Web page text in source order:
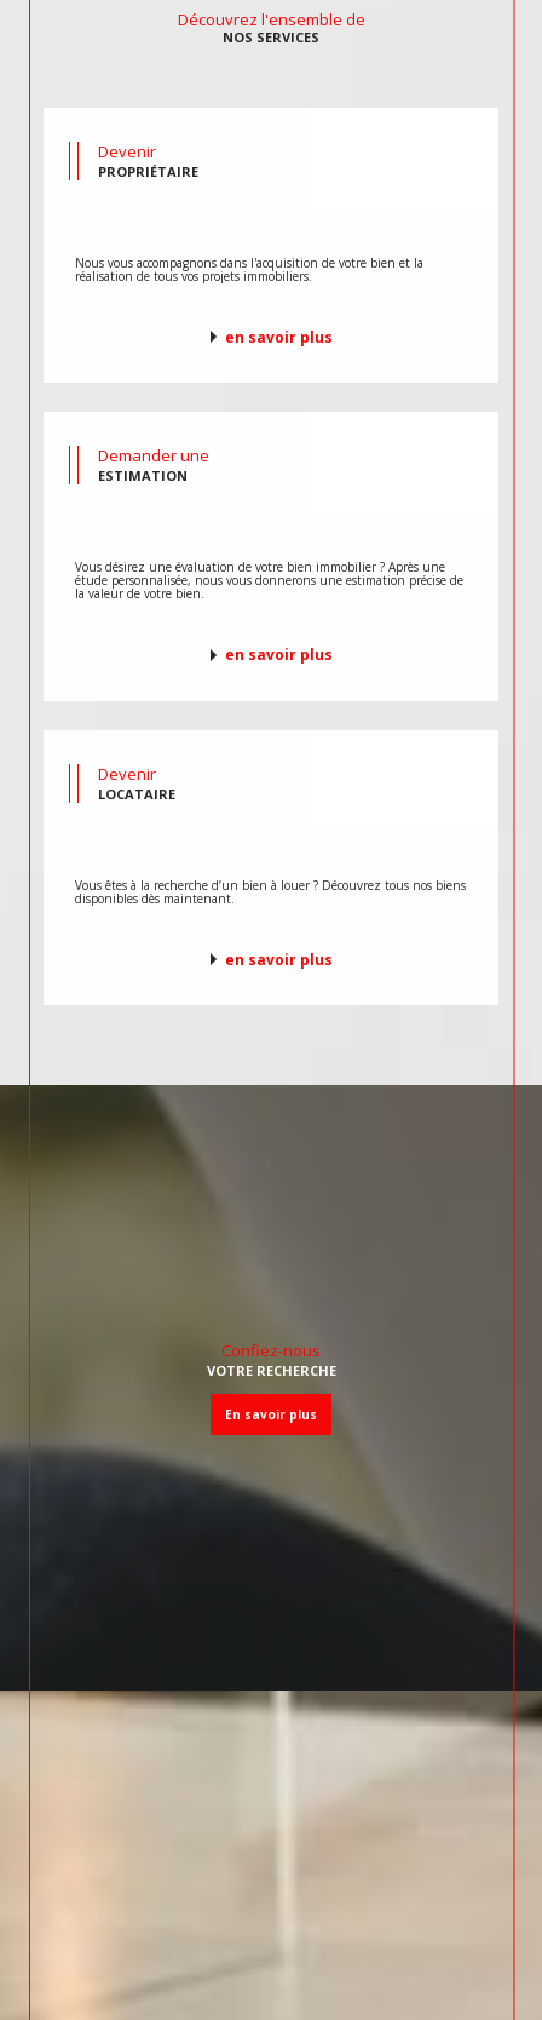
Découvrez l'ensemble de
NOS SERVICES
Devenir
PROPRIÉTAIRE
Nous vous accompagnons dans l'acquisition de votre bien et la
réalisation de tous vos projets immobiliers.
en savoir plus
Demander une
ESTIMATION
Vous désirez une évaluation de votre bien immobilier ? Après une
étude personnalisée, nous vous donnerons une estimation précise de
la valeur de votre bien.
en savoir plus
Devenir
LOCATAIRE
Vous êtes à la recherche d’un bien à louer ? Découvrez tous nos biens
disponibles dès maintenant.
en savoir plus
Confiez-nous
VOTRE RECHERCHE
en savoir plus